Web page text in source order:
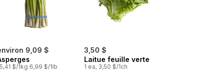
9,09 $
$/1kg 6,99 $/1lb
3,50 $
Laitue feuille verte
1 ea, 3,50 $/1ch